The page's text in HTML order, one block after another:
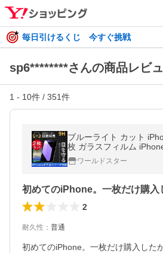
毎日引けるくじ 今すぐ挑戦
sp6********さんの商品レビ
1 - 10件 / 351件
ブルーライト カット
枚 ガラスフィルム
14 13 12 pro Max SE 2 3
ne8 11 XR XS MAX 9H 7 8
ワールドスター
初めてのiPhone。一枚だけ購
2
耐久性 ： 普通
初めてのiPhone。一枚だけ購入した